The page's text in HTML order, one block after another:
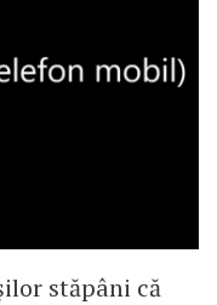
stăpâni că